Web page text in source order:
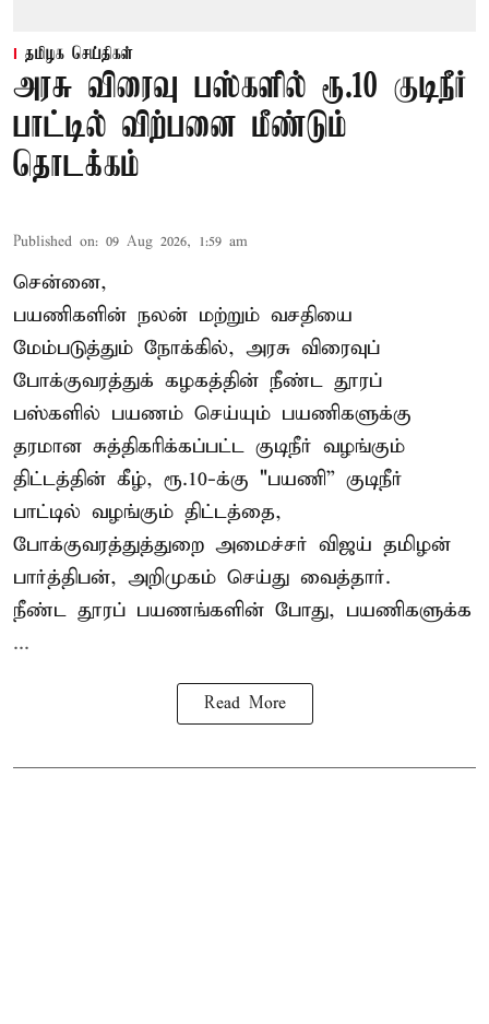
தமிழக செய்திகள்
அரசு விரைவு பஸ்களில் ரூ.10 குடிநீர்
பாட்டில் விற்பனை மீண்டும்
தொடக்கம்
Published on: 09 Aug 2026, 1:59 am
சென்னை,
பயணிகளின் நலன் மற்றும் வசதியை
மேம்படுத்தும் நோக்கில், அரசு விரைவுப்
போக்குவரத்துக் கழகத்தின் நீண்ட தூரப்
பஸ்களில் பயணம் செய்யும் பயணிகளுக்கு
தரமான சுத்திகரிக்கப்பட்ட குடிநீர் வழங்கும்
திட்டத்தின் கீழ், ரூ.10-க்கு "பயணி” குடிநீர்
பாட்டில் வழங்கும் திட்டத்தை,
போக்குவரத்துத்துறை அமைச்சர் விஜய் தமிழன்
பார்த்திபன், அறிமுகம் செய்து வைத்தார்.
நீண்ட தூரப் பயணங்களின் போது, பயணிகளுக்க
...
Read More